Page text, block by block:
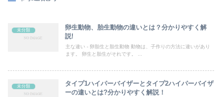
未分類
卵生動物、胎生動物の違いとは？分かりやすく解
説!
主な違い - 卵胎生と胎生動物 動物は、子作りの方法に違いがあり
ます。 卵生と胎生がそれです。 ...
未分類
タイプ1ハイパーバイザーとタイプ2ハイパーバイザ
ーの違いとは?分かりやすく解説！